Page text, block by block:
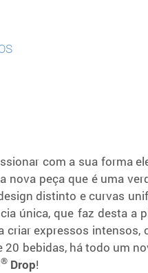
com a sua forma
nova peça que é uma
distinto e curvas
única, que faz desta a
criar expressos intensos,
bebidas, há todo um
®Drop!